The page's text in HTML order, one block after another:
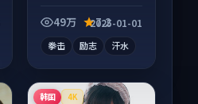
在线，配乐与镜头配
49万 7.2
2025-01-01
拳击 励志 汗水
韩国 4K